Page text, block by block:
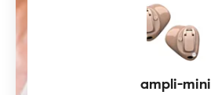
ampli-mini